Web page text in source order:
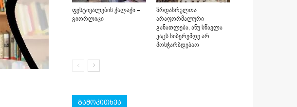
ფესტივალების ქალაქი –
გიორლიცი
ზრდასრულთა
არაფორმალური
განათლება, ანუ სწავლა
კაცს სიბერემდე არ
მოსჭარბდებაო
გამოკითხვა